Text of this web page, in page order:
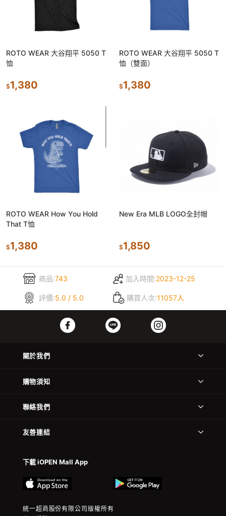
ROTO WEAR 大谷翔平 5050 T
恤
$1,380
ROTO WEAR 大谷翔平 5050 T
恤（雙面）
$1,380
ROTO WEAR How You Hold
That T恤
$1,380
New Era MLB LOGO全封帽
$1,850
商品:743 加入時間:2023-12-25
評價:5.0 / 5.0 購買人次:11057人
關於我們
購物須知
聯絡我們
友善連結
下載 iOPEN Mall App
統一超商股份有限公司版權所有